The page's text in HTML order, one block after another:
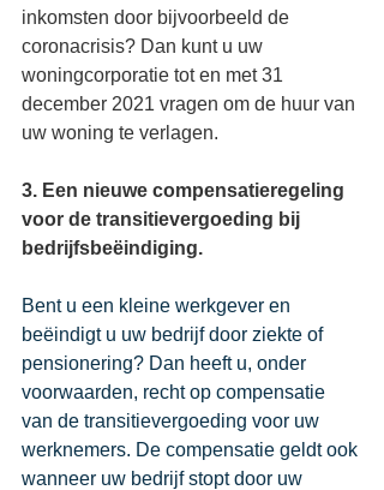
inkomsten door bijvoorbeeld de
coronacrisis? Dan kunt u uw
woningcorporatie tot en met 31
december 2021 vragen om de huur van
uw woning te verlagen.
3. Een nieuwe compensatieregeling
voor de transitievergoeding bij
bedrijfsbeëindiging.
Bent u een kleine werkgever en
beëindigt u uw bedrijf door ziekte of
pensionering? Dan heeft u, onder
voorwaarden, recht op compensatie
van de transitievergoeding voor uw
werknemers. De compensatie geldt ook
wanneer uw bedrijf stopt door uw